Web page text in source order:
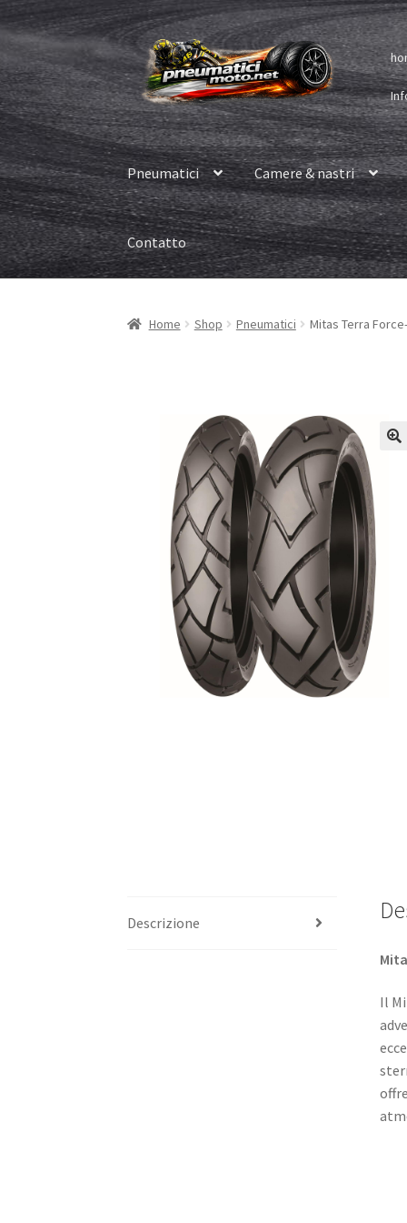
Vai
alla
navigazione
Vai
al
contenuto
Pneumatici Camere & nastri
Contatto
Home Shop Pneumatici Mitas Terra
Descrizione
Il